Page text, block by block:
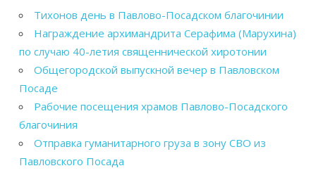
Тихонов день в Павлово-Посадском благочинии
Награждение архимандрита Серафима (Марухина)
по случаю 40-летия священнической хиротонии
Общегородской выпускной вечер в Павловском
Посаде
Рабочие посещения храмов Павлово-Посадского
благочиния
Отправка гуманитарного груза в зону СВО из
Павловского Посада